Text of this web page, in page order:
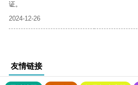
证。
2024-12-26
友情链接